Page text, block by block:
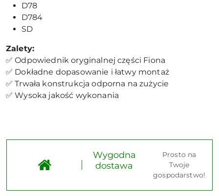
D78
D784
SD
Zalety:
✅ Odpowiednik oryginalnej części Fiona
✅ Dokładne dopasowanie i łatwy montaż
✅ Trwała konstrukcja odporna na zużycie
✅ Wysoka jakość wykonania
Wygodna
dostawa
Prosto na
Twoje
gospodarstwo!